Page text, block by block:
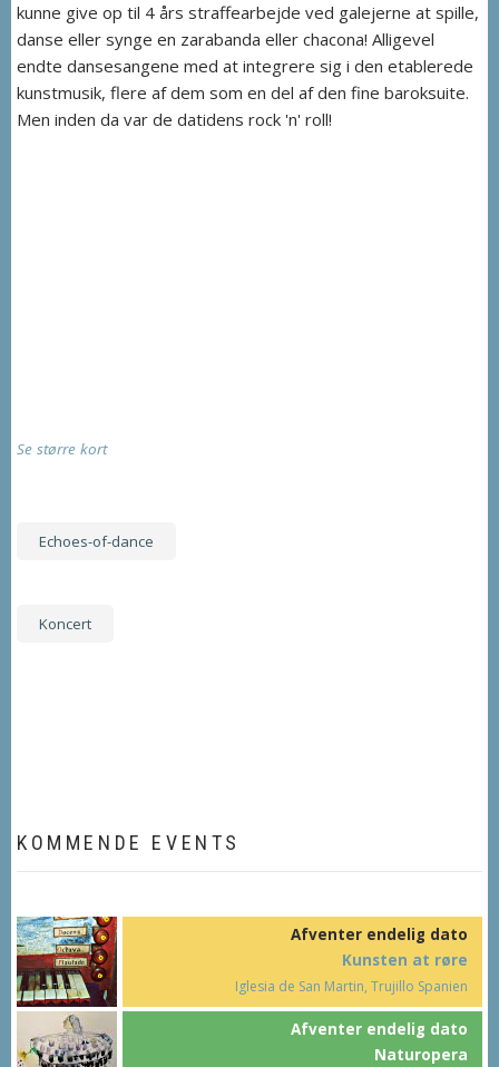
kunne give op til 4 års straffearbejde ved galejerne at spille,
danse eller synge en zarabanda eller chacona! Alligevel
endte dansesangene med at integrere sig i den etablerede
kunstmusik, flere af dem som en del af den fine baroksuite.
Men inden da var de datidens rock 'n' roll!
Se større kort
Echoes-of-dance
Koncert
KOMMENDE EVENTS
Afventer endelig dato
Kunsten at røre
Iglesia de San Martin, Trujillo Spanien
Afventer endelig dato
Naturopera